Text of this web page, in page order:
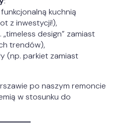
kuchnią
z inwestycji!),
design” zamiast
trendów),
(np. parkiet zamiast
po naszym remoncie
w stosunku do